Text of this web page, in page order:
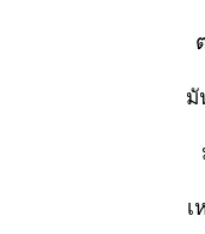
มั
เ